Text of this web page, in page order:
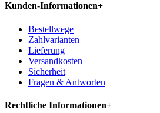
Kunden-Informationen+
Bestellwege
Zahlvarianten
Lieferung
Versandkosten
Sicherheit
Fragen & Antworten
Rechtliche Informationen+